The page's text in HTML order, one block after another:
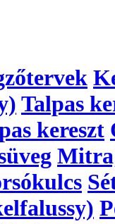
Talpas
kereszt